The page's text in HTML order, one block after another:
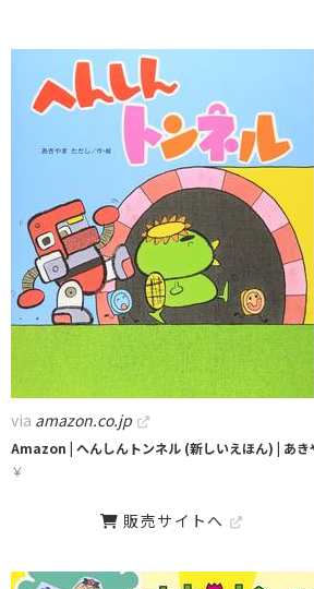
via amazon.co.jp
Amazon | へんしんトンネル (新しいえほん) | あき
￥
販売サイトへ